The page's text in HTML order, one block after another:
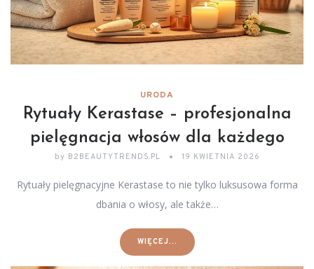
URODA
Rytuały Kerastase – profesjonalna
pielęgnacja włosów dla każdego
by B2BEAUTYTRENDS.PL 19 KWIETNIA 2026
Rytuały pielęgnacyjne Kerastase to nie tylko luksusowa forma
dbania o włosy, ale także…
WIĘCEJ...